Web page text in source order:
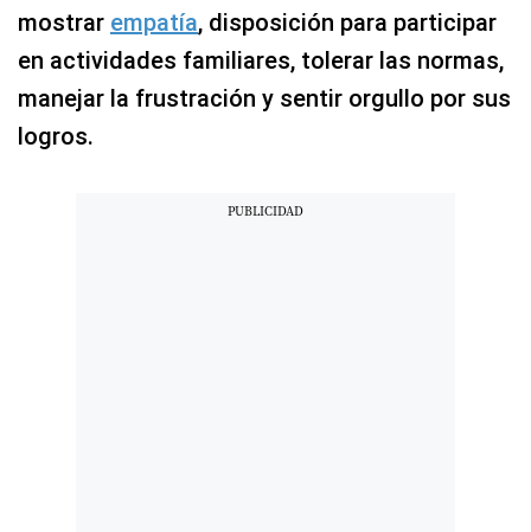
mostrar empatía, disposición para participar
en actividades familiares, tolerar las normas,
manejar la frustración y sentir orgullo por sus
logros.